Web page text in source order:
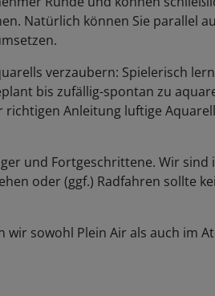
Natürlich können Sie parallel
verzaubern: Spielerisch
bis zufällig-spontan zu
Anleitung luftige
und Fortgeschrittene. Wir sind
oder (ggf.) Radfahren sollte
wir sowohl Plein Air als auch im